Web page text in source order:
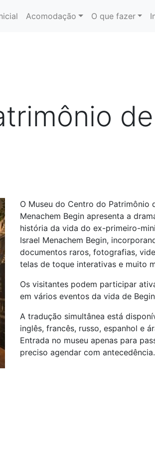
Acomodação O que fazer
O Museu do Centro do Patrimônio
Menachem Begin apresenta a
história da vida do ex-primeiro-
Israel Menachem Begin,
documentos raros, fotografias,
telas de toque interativas e muito
Os visitantes podem participar
em vários eventos da vida de
A tradução simultânea está
inglês, francês, russo, espanhol e
Entrada no museu apenas para
preciso agendar com antecedência.